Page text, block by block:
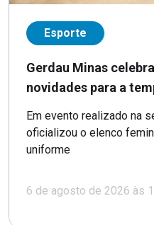
Esporte
Gerdau Minas
novidades para a
Em evento realizado na
oficializou o elenco
uniforme
6 de agosto de 2026 às